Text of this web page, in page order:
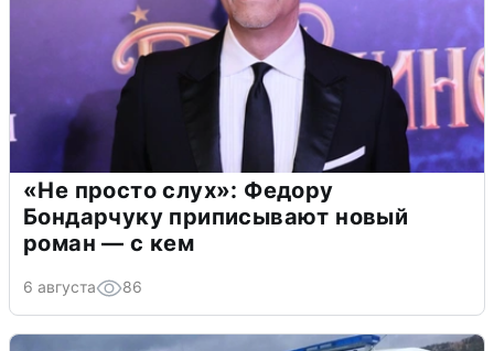
«Не просто слух»: Федору
Бондарчуку приписывают новый
роман — с кем
6 августа 86